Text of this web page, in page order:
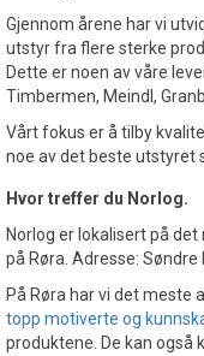
Gjennom årene har vi
utstyr fra flere sterke
Dette er noen av våre
Timbermen, Meindl,
Vårt fokus er å tilby
noe av det beste utstyret
Hvor treffer du Norlog.
Norlog er lokalisert på
på Røra. Adresse:
På Røra har vi det meste
topp motiverte og
produktene. De kan også